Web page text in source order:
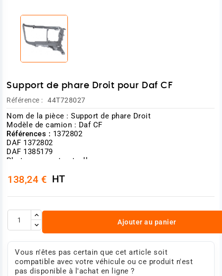
Support de phare Droit pour Daf CF
Référence : 44T728027
Nom de la pièce : Support de phare Droit
Modèle de camion : Daf CF
Références : 1372802
DAF 1372802
DAF 1385179
Photo non contractuelle
138,24 € HT
Ajouter au panier
Vous n'êtes pas certain que cet article soit
compatible avec votre véhicule ou ce produit n'est
pas disponible à l'achat en ligne ?